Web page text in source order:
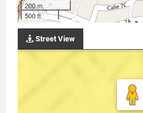
200 m
500 ft
Street View